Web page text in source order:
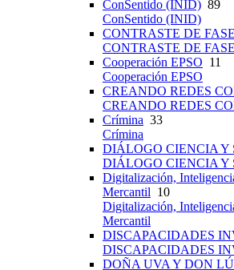
ConSentido (INID) 89
ConSentido (INID)
CONTRASTE DE
CONTRASTE DE
Cooperación EPSO 11
Cooperación EPSO
CREANDO REDES
CREANDO REDES
Crímina 33
Crímina
DIÁLOGO CIENCIA Y
DIÁLOGO CIENCIA Y
Digitalización,
Mercantil 10
Digitalización,
Mercantil
DISCAPACIDADES
DISCAPACIDADES
DOÑA UVA Y DON